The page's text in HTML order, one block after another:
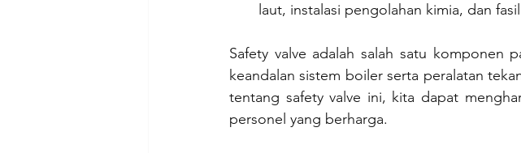
laut, instalasi pengolahan kimia, dan
Safety valve adalah salah satu komponen
keandalan sistem boiler serta peralatan
tentang safety valve ini, kita dapat
personel yang berharga.